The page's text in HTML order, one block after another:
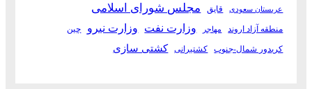
عربستان سعودی قایق مجلس شورای اسلامی
منطقه آزاد اروند مهاجر وزارت نفت وزارت نیرو چین
کریدور شمال-جنوب کشتیرانی کشتی سازی